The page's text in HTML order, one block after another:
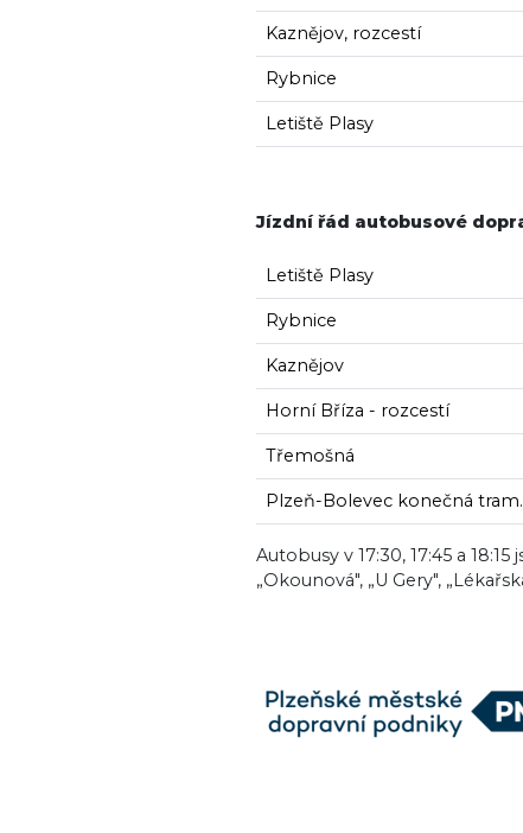
Kaznějov, rozcestí
Rybnice
Letiště Plasy
Jízdní řád autobusové
Letiště Plasy
Rybnice
Kaznějov
Horní Bříza - rozcestí
Třemošná
Plzeň-Bolevec konečná
Autobusy v 17:30, 17:45 a
„Okounová", „U Gery",